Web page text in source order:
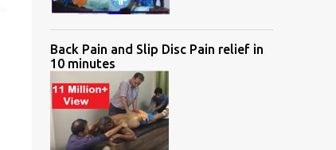
Back Pain and Slip Disc Pain relief in
10 minutes